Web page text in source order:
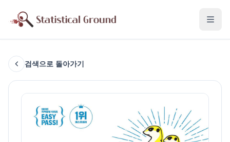
검색으로 돌아가기